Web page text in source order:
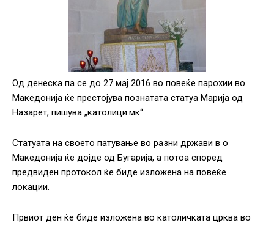
Од денеска па се до 27 мај 2016 во повеќе парохии во
Македонија ќе престојува познатата статуа Марија од
Назарет, пишува „католици.мк“.
Статуата на своето патување во разни држави в о
Македонија ќе дојде од Бугарија, а потоа според
предвиден протокол ќе биде изложена на повеќе
локации.
Првиот ден ќе биде изложена во католичката црква во